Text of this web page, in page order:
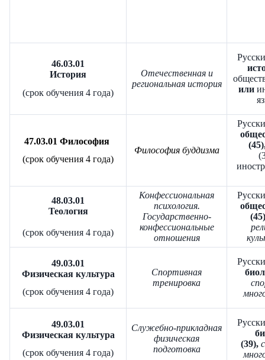
46.03.01
История
(срок обучения 4 года)
Отечественная и
региональная история
или
47.03.01 Философия
(срок обучения 4 года)
Философия буддизма
48.03.01
Теология
(срок обучения 4 года)
Конфессиональная
психология.
Государственно-
конфессиональные
отношения
(45)
49.03.01
Физическая культура
(срок обучения 4 года)
Спортивная
тренировка
49.03.01
Физическая культура
(срок обучения 4 года)
Служебно-прикладная
физическая
подготовка
(39),